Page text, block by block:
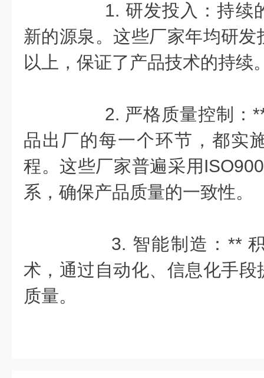
1. 研发投入：持续的
新的源泉。这些厂家年均研
以上，保证了产品技术的持续
2. 严格质量控制：**
品出厂的每一个环节，都实
程。这些厂家普遍采用
系，确保产品质量的一致性。
3. 智能制造：** 积
术，通过自动化、信息化手
质量。